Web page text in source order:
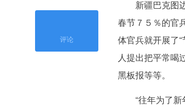
评论
新疆巴克图边
春节７５％的官
体官兵就开展了
人提出把平常喝
黑板报等等。
“往年为了新